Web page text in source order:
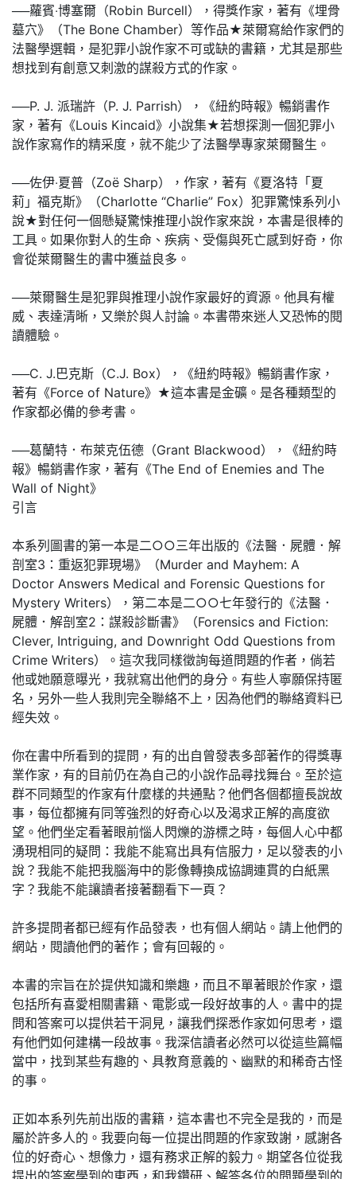
──蘿賓‧博塞爾（Robin Burcell），得獎作家，著有《埋骨
墓穴》（The Bone Chamber）等作品★萊爾寫給作家們的
法醫學選輯，是犯罪小說作家不可或缺的書籍，尤其是那些
想找到有創意又刺激的謀殺方式的作家。
──P. J. 派瑞許（P. J. Parrish），《紐約時報》暢銷書作
家，著有《Louis Kincaid》小說集★若想探測一個犯罪小
說作家寫作的精采度，就不能少了法醫學專家萊爾醫生。
──佐伊‧夏普（Zoë Sharp），作家，著有《夏洛特「夏
莉」福克斯》（Charlotte “Charlie” Fox）犯罪驚悚系列小
說★對任何一個懸疑驚悚推理小說作家來說，本書是很棒的
工具。如果你對人的生命、疾病、受傷與死亡感到好奇，你
會從萊爾醫生的書中獲益良多。
──萊爾醫生是犯罪與推理小說作家最好的資源。他具有權
威、表達清晰，又樂於與人討論。本書帶來迷人又恐怖的閱
讀體驗。
──C. J.巴克斯（C.J. Box），《紐約時報》暢銷書作家，
著有《Force of Nature》★這本書是金礦。是各種類型的
作家都必備的參考書。
──葛蘭特．布萊克伍德（Grant Blackwood），《紐約時
報》暢銷書作家，著有《The End of Enemies and The
Wall of Night》
引言
本系列圖書的第一本是二○○三年出版的《法醫．屍體．解
剖室3：重返犯罪現場》（Murder and Mayhem: A
Doctor Answers Medical and Forensic Questions for
Mystery Writers），第二本是二○○七年發行的《法醫．
屍體．解剖室2：謀殺診斷書》（Forensics and Fiction:
Clever, Intriguing, and Downright Odd Questions from
Crime Writers）。這次我同樣徵詢每道問題的作者，倘若
他或她願意曝光，我就寫出他們的身分。有些人寧願保持匿
名，另外一些人我則完全聯絡不上，因為他們的聯絡資料已
經失效。
你在書中所看到的提問，有的出自曾發表多部著作的得獎專
業作家，有的目前仍在為自己的小說作品尋找舞台。至於這
群不同類型的作家有什麼樣的共通點？他們各個都擅長說故
事，每位都擁有同等強烈的好奇心以及渴求正解的高度欲
望。他們坐定看著眼前惱人閃爍的游標之時，每個人心中都
湧現相同的疑問：我能不能寫出具有信服力，足以發表的小
說？我能不能把我腦海中的影像轉換成協調連貫的白紙黑
字？我能不能讓讀者接著翻看下一頁？
許多提問者都已經有作品發表，也有個人網站。請上他們的
網站，閱讀他們的著作；會有回報的。
本書的宗旨在於提供知識和樂趣，而且不單著眼於作家，還
包括所有喜愛相關書籍、電影或一段好故事的人。書中的提
問和答案可以提供若干洞見，讓我們探悉作家如何思考，還
有他們如何建構一段故事。我深信讀者必然可以從這些篇幅
當中，找到某些有趣的、具教育意義的、幽默的和稀奇古怪
的事。
正如本系列先前出版的書籍，這本書也不完全是我的，而是
屬於許多人的。我要向每一位提出問題的作家致謝，感謝各
位的好奇心、想像力，還有務求正解的毅力。期望各位從我
提出的答案學到的東西，和我鑽研、解答各位的問題學到的